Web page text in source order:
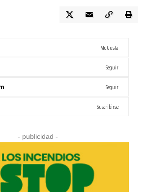
Me Gusta
Seguir
Seguir
Suscribirse
- publicidad -